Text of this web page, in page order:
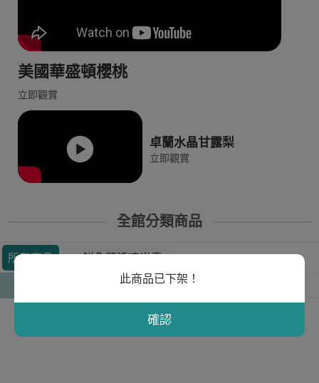
此商品已下架！
確認
美國華盛頓櫻桃
立即觀賞
卓蘭水晶甘露梨
立即觀賞
全館分類商品
所有商品 🐟鮮魚類活凍尚青
銷量 新上市